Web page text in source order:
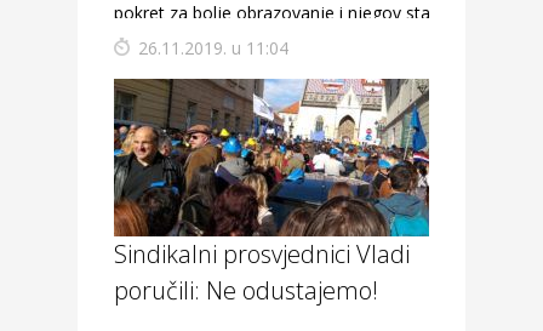
pokret za bolje obrazovanje i njegov status.
26.11.2019. u 11:04
Sindikalni prosvjednici Vladi
poručili: Ne odustajemo!